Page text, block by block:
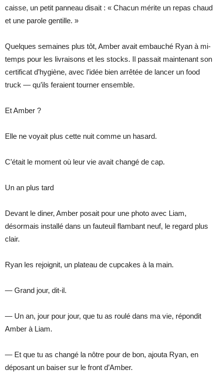
caisse, un petit panneau disait : « Chacun mérite un repas chaud
et une parole gentille. »
Quelques semaines plus tôt, Amber avait embauché Ryan à mi-
temps pour les livraisons et les stocks. Il passait maintenant son
certificat d’hygiène, avec l’idée bien arrêtée de lancer un food
truck — qu’ils feraient tourner ensemble.
Et Amber ?
Elle ne voyait plus cette nuit comme un hasard.
C’était le moment où leur vie avait changé de cap.
Un an plus tard
Devant le diner, Amber posait pour une photo avec Liam,
désormais installé dans un fauteuil flambant neuf, le regard plus
clair.
Ryan les rejoignit, un plateau de cupcakes à la main.
— Grand jour, dit-il.
— Un an, jour pour jour, que tu as roulé dans ma vie, répondit
Amber à Liam.
— Et que tu as changé la nôtre pour de bon, ajouta Ryan, en
déposant un baiser sur le front d’Amber.